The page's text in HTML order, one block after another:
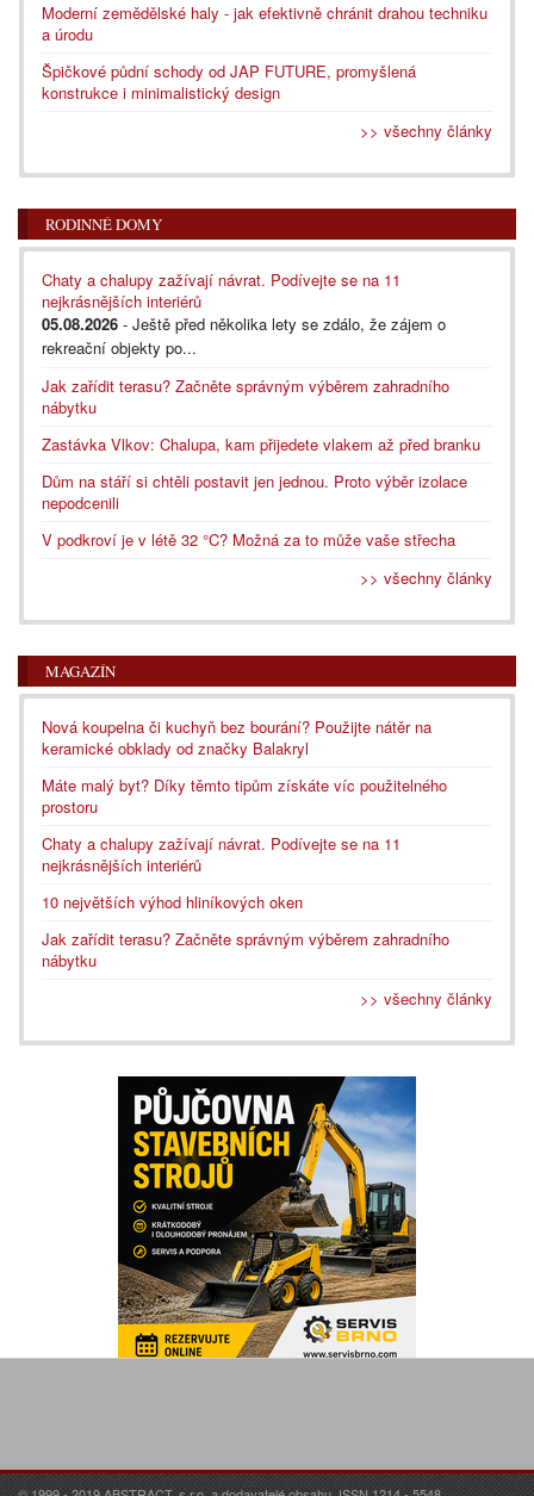
Moderní zemědělské haly - jak efektivně chránit drahou techniku
a úrodu
Špičkové půdní schody od JAP FUTURE, promyšlená
konstrukce i minimalistický design
>> všechny články
RODINNÉ DOMY
Chaty a chalupy zažívají návrat. Podívejte se na 11
nejkrásnějších interiérů
05.08.2026 - Ještě před několika lety se zdálo, že zájem o
rekreační objekty po...
Jak zařídit terasu? Začněte správným výběrem zahradního
nábytku
Zastávka Vlkov: Chalupa, kam přijedete vlakem až před branku
Dům na stáří si chtěli postavit jen jednou. Proto výběr izolace
nepodcenili
V podkroví je v létě 32 °C? Možná za to může vaše střecha
>> všechny články
MAGAZÍN
Nová koupelna či kuchyň bez bourání? Použijte nátěr na
keramické obklady od značky Balakryl
Máte malý byt? Díky těmto tipům získáte víc použitelného
prostoru
Chaty a chalupy zažívají návrat. Podívejte se na 11
nejkrásnějších interiérů
10 největších výhod hliníkových oken
Jak zařídit terasu? Začněte správným výběrem zahradního
nábytku
>> všechny články